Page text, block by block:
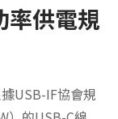
供電規
USB-IF協會規